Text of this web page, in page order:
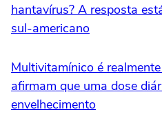
hantavírus? A resposta
sul-americano
Multivitamínico é
afirmam que uma dose
envelhecimento